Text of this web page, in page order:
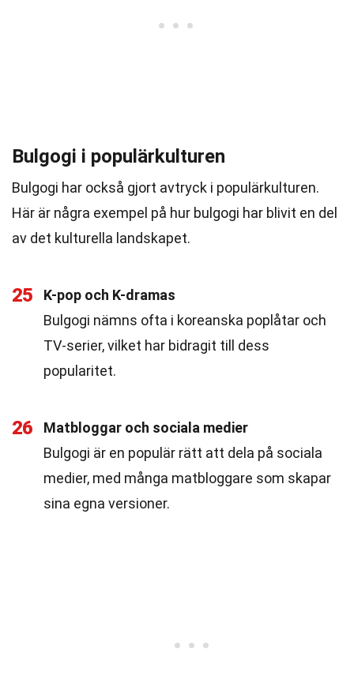
Bulgogi i populärkulturen
Bulgogi har också gjort avtryck i populärkulturen.
Här är några exempel på hur bulgogi har blivit en del
av det kulturella landskapet.
25
K-pop och K-dramas
Bulgogi nämns ofta i koreanska poplåtar och
TV-serier, vilket har bidragit till dess
popularitet.
26
Matbloggar och sociala medier
Bulgogi är en populär rätt att dela på sociala
medier, med många matbloggare som skapar
sina egna versioner.